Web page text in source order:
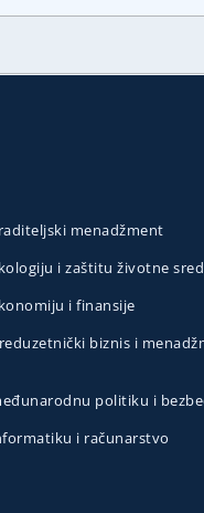
menadžment
i zaštitu životne
i finansije
biznis i
politiku i
i računarstvo